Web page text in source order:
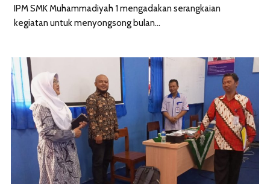
IPM SMK Muhammadiyah 1 mengadakan serangkaian
kegiatan untuk menyongsong bulan…